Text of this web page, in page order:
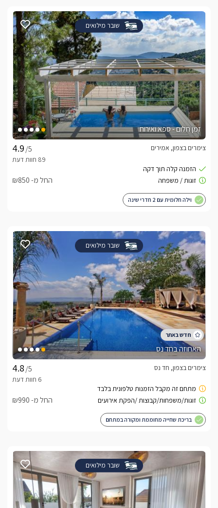
שובר מילואים
זמן חלום - ספא ואירוח
/5
צימרים בצפון, אמירים
החל מ- ₪850
וילה חלומית עם 2 חדרי שינה
שובר מילואים
האחוזה בחד נס
/5
צימרים בצפון, חד נס
החל מ- ₪990
בריכת שחייה מחוממת ומקורה במתחם
שובר מילואים